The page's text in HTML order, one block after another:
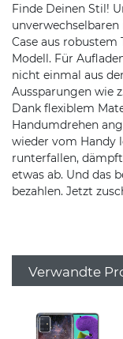
Finde Deinen Stil!
Case aus robustem
Modell. Für
nicht einmal aus
Aussparungen wie
Dank flexiblem
Handumdrehen
wieder vom Handy
runterfallen,
etwas ab. Und das
bezahlen. Jetzt
Verwandte